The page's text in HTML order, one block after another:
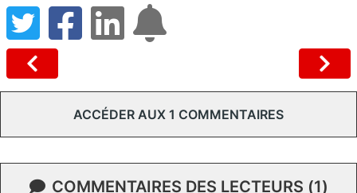
ACCÉDER AUX 1 COMMENTAIRES
COMMENTAIRES DES LECTEURS (1)